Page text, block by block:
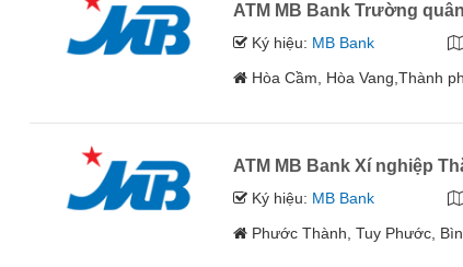
ATM MB Bank Trường
Ký hiệu: MB Bank
Hòa Cầm, Hòa Vang,Thành
ATM MB Bank Xí nghiệp
Ký hiệu: MB Bank
Phước Thành, Tuy Phước,